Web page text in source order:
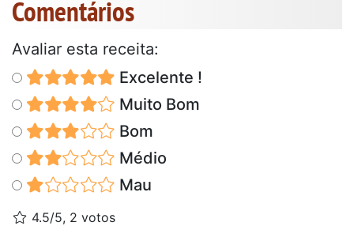
Comentários
Avaliar esta receita:
Excelente !
Muito Bom
Bom
Médio
Mau
4.5/5, 2 votos